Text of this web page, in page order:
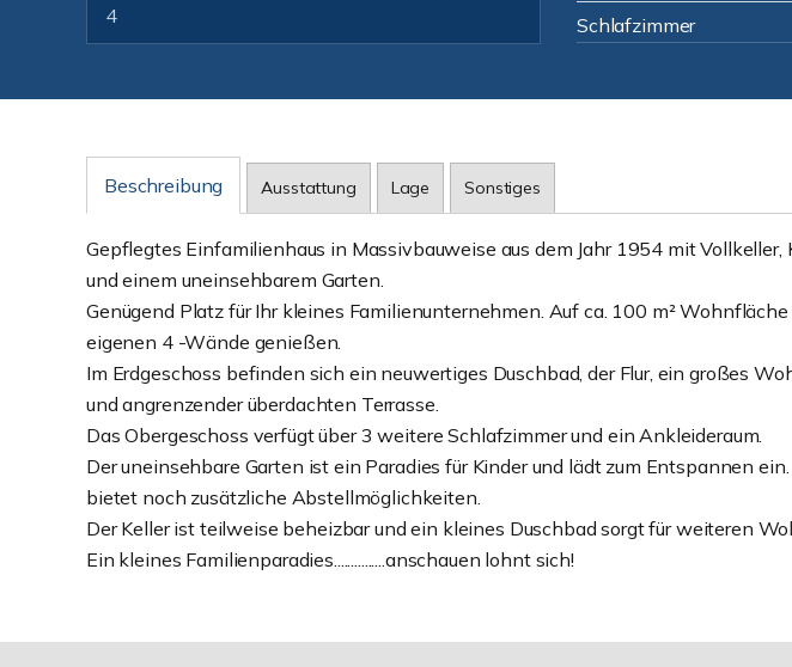
4
Schlafzimmer
Beschreibung Ausstattung Lage Sonstiges
Gepflegtes Einfamilienhaus in Massivbauweise aus dem Jahr 1954 mit Vollkeller,
und einem uneinsehbarem Garten.
Genügend Platz für Ihr kleines Familienunternehmen. Auf ca. 100 m²
eigenen 4 -Wände genießen.
Im Erdgeschoss befinden sich ein neuwertiges Duschbad, der Flur, ein großes
und angrenzender überdachten Terrasse.
Das Obergeschoss verfügt über 3 weitere Schlafzimmer und ein Ankleideraum.
Der uneinsehbare Garten ist ein Paradies für Kinder und lädt zum Entspannen
bietet noch zusätzliche Abstellmöglichkeiten.
Der Keller ist teilweise beheizbar und ein kleines Duschbad sorgt für weiteren
Ein kleines Familienparadies...............anschauen lohnt sich!